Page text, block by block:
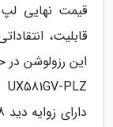
قیمت نهایی
قابلیت،